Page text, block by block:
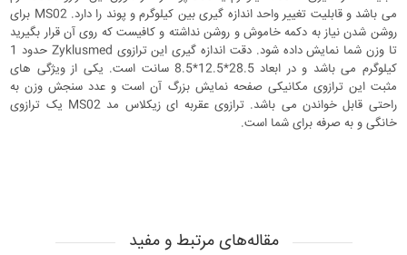
می باشد و قابلیت تغییر واحد اندازه گیری بین کیلوگرم و پوند را دارد. MS02 برای
روشن شدن نیاز به دکمه خاموش و روشن نداشته و کافیست که روی آن قرار بگیرید
تا وزن شما نمایش داده شود. دقت اندازه گیری این ترازوی Zyklusmed حدود 1
کیلوگرم می باشد و در ابعاد 28.5*12.5*8.5 سانت است. یکی از ویژگی های
مثبت این ترازوی مکانیکی صفحه نمایش بزرگ آن است و عدد سنجش وزن به
راحتی قابل خواندن می باشد. ترازوی عقربه ای زیکلاس مد MS02 یک ترازوی
خانگی و به صرفه برای شما است.
مقاله‌های مرتبط و مفید